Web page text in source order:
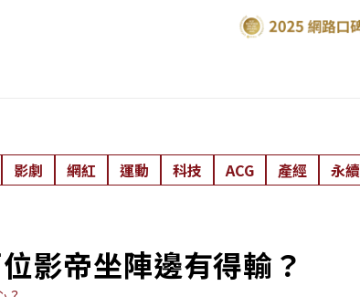
影劇 網紅 運動 科技 ACG 產經 永續
影帝坐陣邊有得輸？